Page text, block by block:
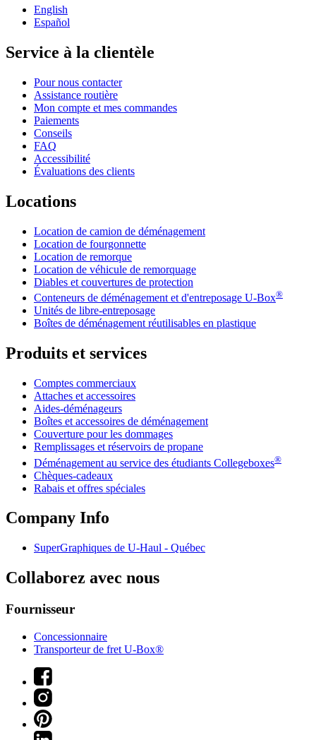
English
Español
Service à la clientèle
Pour nous contacter
Assistance routière
Mon compte et mes commandes
Paiements
Conseils
FAQ
Accessibilité
Évaluations des clients
Locations
Location de camion de déménagement
Location de fourgonnette
Location de remorque
Location de véhicule de remorquage
Diables et couvertures de protection
Conteneurs de déménagement et d'entreposage U-Box®
Unités de libre-entreposage
Boîtes de déménagement réutilisables en plastique
Produits et services
Comptes commerciaux
Attaches et accessoires
Aides-déménageurs
Boîtes et accessoires de déménagement
Couverture pour les dommages
Remplissages et réservoirs de propane
Déménagement au service des étudiants Collegeboxes®
Chèques-cadeaux
Rabais et offres spéciales
Company Info
SuperGraphiques de U-Haul - Québec
Collaborez avec nous
Fournisseur
Concessionnaire
Transporteur de fret U-Box®